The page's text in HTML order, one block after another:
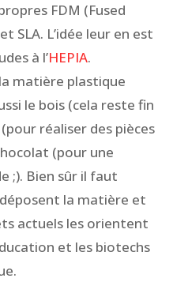
FDM (Fused
SLA. L’idée leur en est
à l’HEPIA.
matière plastique
le bois (cela reste fin
réaliser des pièces
(pour une
;). Bien sûr il faut
la matière et
actuels les orientent
et les biotechs